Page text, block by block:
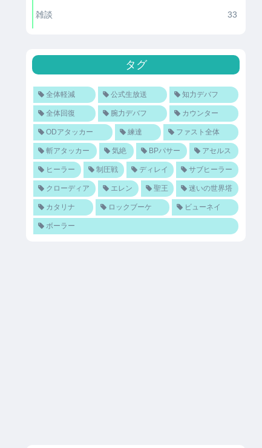
雑談 33
タグ
全体軽減 公式生放送 知力デバフ
全体回復 腕力デバフ カウンター
ODアタッカー 練達 ファスト全体
斬アタッカー 気絶 BPパサー アセルス
ヒーラー 制圧戦 ディレイ サブヒーラー
クローディア エレン 聖王 迷いの世界塔
カタリナ ロックブーケ ビューネイ
ボーラー